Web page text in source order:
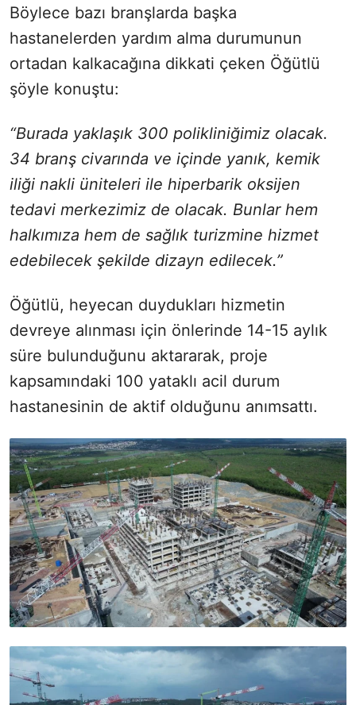
Böylece bazı branşlarda başka
hastanelerden yardım alma durumunun
ortadan kalkacağına dikkati çeken Öğütlü
şöyle konuştu:
“Burada yaklaşık 300 polikliniğimiz olacak.
34 branş civarında ve içinde yanık, kemik
iliği nakli üniteleri ile hiperbarik oksijen
tedavi merkezimiz de olacak. Bunlar hem
halkımıza hem de sağlık turizmine hizmet
edebilecek şekilde dizayn edilecek.”
Öğütlü, heyecan duydukları hizmetin
devreye alınması için önlerinde 14-15 aylık
süre bulunduğunu aktararak, proje
kapsamındaki 100 yataklı acil durum
hastanesinin de aktif olduğunu anımsattı.